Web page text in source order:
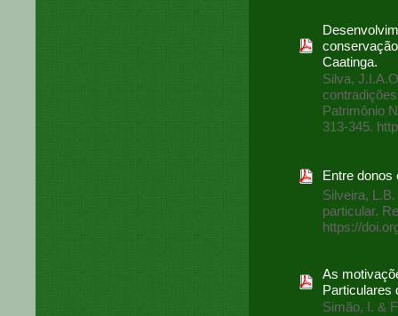
Caatinga.
Silva,
Patrimônio
313-345.
Entre donos
Silveira,
particular.
https://
As
Particulares
Simão, I. &